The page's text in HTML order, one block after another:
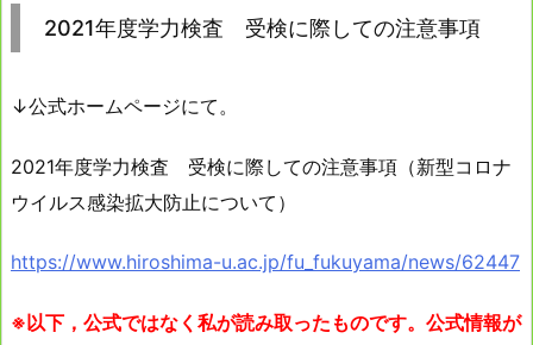
2021年度学力検査 受検に際しての注意事項
↓公式ホームページにて。
2021年度学力検査 受検に際しての注意事項（新型コロナ
ウイルス感染拡大防止について）
https://www.hiroshima-u.ac.jp/fu_fukuyama/news/62447
※以下，公式ではなく私が読み取ったものです。公式情報が